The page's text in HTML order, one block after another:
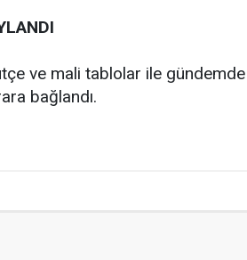
ve mali tablolar ile gündemde
bağlandı.